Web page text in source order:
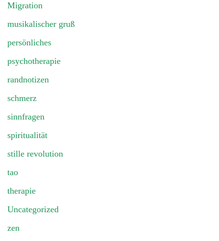
Migration
musikalischer gruß
persönliches
psychotherapie
randnotizen
schmerz
sinnfragen
spiritualität
stille revolution
tao
therapie
Uncategorized
zen